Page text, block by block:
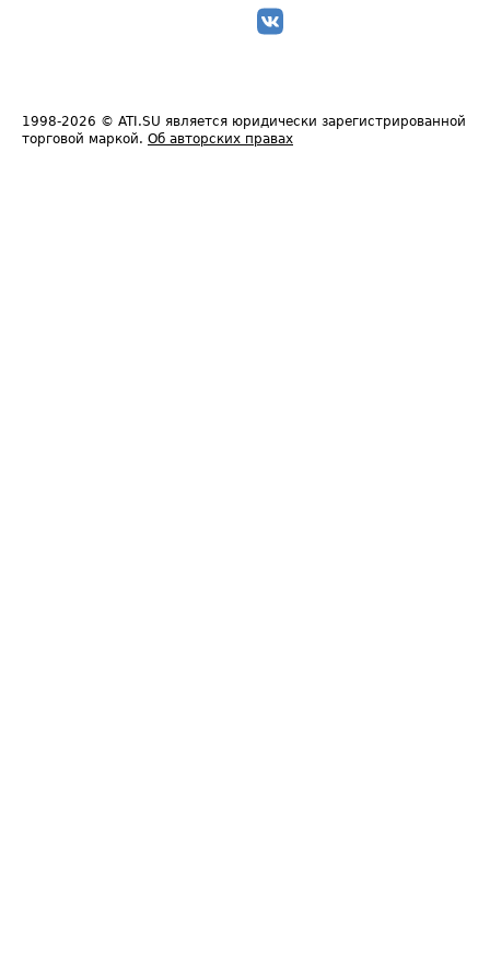
1998-2026 © ATI.SU является юридически зарегистрированной
торговой маркой. Об авторских правах